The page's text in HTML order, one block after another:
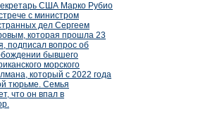
США Марко Рубио
с министром
дел Сергеем
которая прошла 23
подписал вопрос об
бывшего
морского
который с 2022 года
тюрьме. Семья
что он впал в